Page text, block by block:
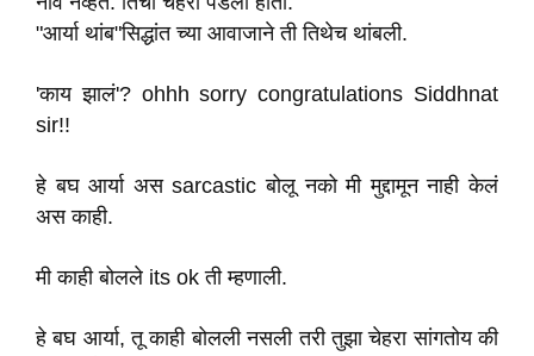
"आर्या थांब"सिद्धांत च्या आवाजाने ती तिथेच थांबली.
'काय झालं'? ohhh sorry congratulations Siddhnat
sir!!
हे बघ आर्या अस sarcastic बोलू नको मी मुद्दामून नाही केलं
अस काही.
मी काही बोलले its ok ती म्हणाली.
हे बघ आर्या, तू काही बोलली नसली तरी तुझा चेहरा सांगतोय की